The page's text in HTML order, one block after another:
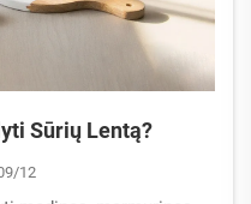
Sūrių Lentą?
12